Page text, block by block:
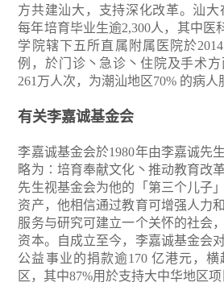
方共建汕大，支持深化改革。汕大
每年培育毕业生逾2,300人，其中医
学院辖下五所直属附属医院於
例，於门诊丶急诊丶住院及手术
261万人次，为潮汕地区70% 的病人
有关李嘉诚基金会
李嘉诚基金会於1980年由李嘉诚先
略为∶培育奉献文化丶推动教育改
先生视基金会为他的「第三个儿子
资产，他相信通过教育可增强人力
服务与研究可建立一个关怀的社会
资本。自成立至今，李嘉诚基金会
公益事业的捐款逾170 亿港元，
区，其中87%用於支持大中华地区项